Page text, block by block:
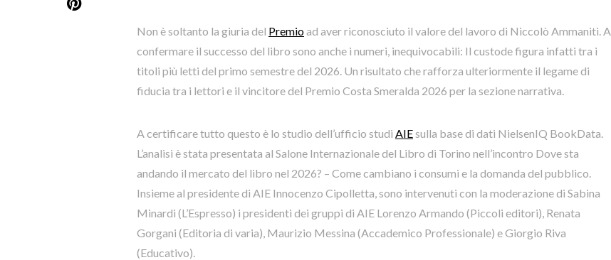
Non è soltanto la giuria del Premioad aver riconosciuto il valore del lavoro di Niccolò Ammaniti. A
confermare il successo del libro sono anche i numeri, inequivocabili: Il custode figura infatti tra i
titoli più letti del primo semestre del 2026. Un risultato che rafforza ulteriormente il legame di
fiducia tra i lettori e il vincitore del Premio Costa Smeralda 2026 per la sezione narrativa.
A certificare tutto questo è lo studio dell’ufficio studi AIEsulla base di dati NielsenIQ BookData.
L’analisi è stata presentata al Salone Internazionale del Libro di Torino nell’incontro Dove sta
andando il mercato del libro nel 2026? – Come cambiano i consumi e la domanda del pubblico.
Insieme al presidente di AIE Innocenzo Cipolletta, sono intervenuti con la moderazione di Sabina
Minardi (L’Espresso) i presidenti dei gruppi di AIE Lorenzo Armando (Piccoli editori), Renata
Gorgani (Editoria di varia), Maurizio Messina (Accademico Professionale) e Giorgio Riva
(Educativo).